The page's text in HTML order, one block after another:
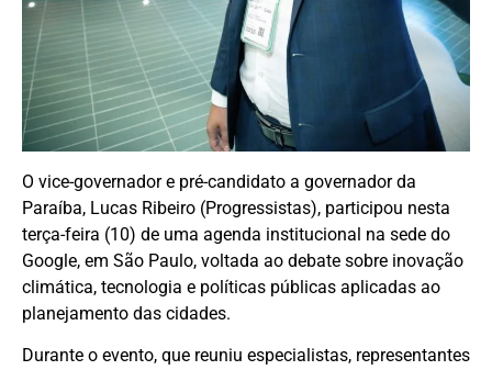
O vice-governador e pré-candidato a governador da
Paraíba, Lucas Ribeiro (Progressistas), participou nesta
terça-feira (10) de uma agenda institucional na sede do
Google, em São Paulo, voltada ao debate sobre inovação
climática, tecnologia e políticas públicas aplicadas ao
planejamento das cidades.
Durante o evento, que reuniu especialistas, representantes